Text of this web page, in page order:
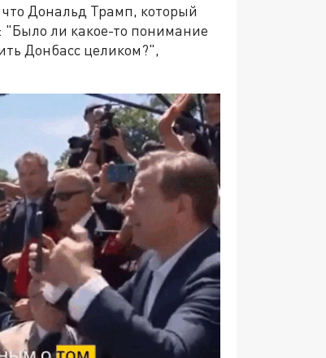
Дональд Трамп, который
"Было ли какое-то понимание
Донбасс целиком?",